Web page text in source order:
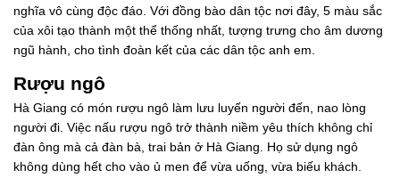
nghĩa vô cùng độc đáo. Với đồng bào dân tộc nơi đây, 5 màu sắc
của xôi tạo thành một thể thống nhất, tượng trưng cho âm dương
ngũ hành, cho tình đoàn kết của các dân tộc anh em.
Rượu ngô
Hà Giang có món rượu ngô làm lưu luyến người đến, nao lòng
người đi. Việc nấu rượu ngô trở thành niềm yêu thích không chỉ
đàn ông mà cả đàn bà, trai bản ở Hà Giang. Họ sử dụng ngô
không dùng hết cho vào ủ men để vừa uống, vừa biếu khách.